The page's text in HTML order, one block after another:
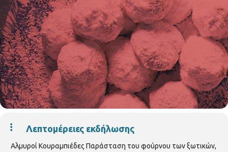
Λεπτομέρειες εκδήλωσης
Αλμυροί Κουραμπιέδες Παράσταση του φούρνου των ξωτικών,